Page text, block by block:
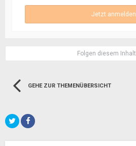
Jetzt anmelden
Folgen diesem Inhalt
GEHE ZUR THEMENÜBERSICHT